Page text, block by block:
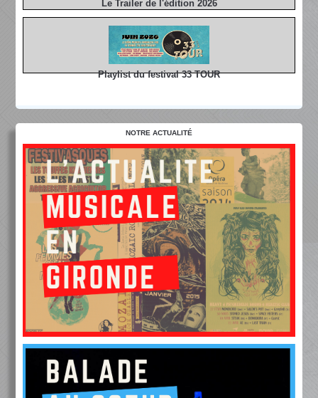
Le Trailer de l'édition 2026
Playlist du festival 33 TOUR
NOTRE ACTUALITÉ